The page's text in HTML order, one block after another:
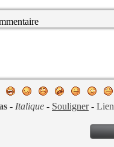
- Italique - Souligner- Lien